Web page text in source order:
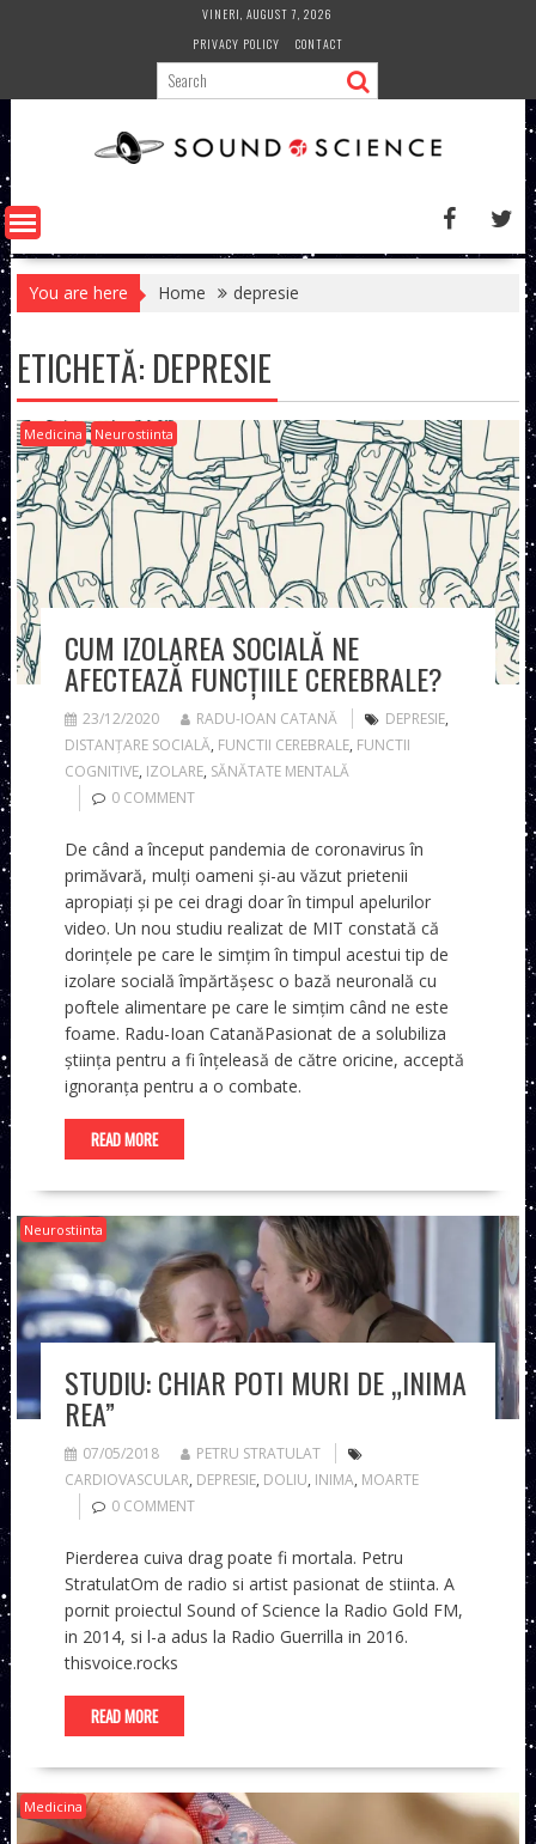
VINERI, AUGUST 7, 2026
PRIVACY POLICY
CONTACT
You are here Home depresie
ETICHETĂ: DEPRESIE
Medicina Neurostiinta
CUM IZOLAREA SOCIALĂ NE
AFECTEAZĂ FUNCȚIILE CEREBRALE?
23/12/2020 RADU-IOAN CATANĂ DEPRESIE,
DISTANȚARE SOCIALĂ, FUNCTII CEREBRALE, FUNCTII
COGNITIVE, IZOLARE, SĂNĂTATE MENTALĂ
0 COMMENT
De când a început pandemia de coronavirus în
primăvară, mulți oameni și-au văzut prietenii
apropiați și pe cei dragi doar în timpul apelurilor
video. Un nou studiu realizat de MIT constată că
dorințele pe care le simțim în timpul acestui tip de
izolare socială împărtășesc o bază neuronală cu
poftele alimentare pe care le simțim când ne este
foame. Radu-Ioan CatanăPasionat de a solubiliza
știința pentru a fi înțeleasă de către oricine, acceptă
ignoranța pentru a o combate.
READ MORE
Neurostiinta
STUDIU: CHIAR POTI MURI DE „INIMA
REA”
07/05/2018
PETRU STRATULAT
CARDIOVASCULAR, DEPRESIE, DOLIU, INIMA, MOARTE
0 COMMENT
Pierderea cuiva drag poate fi mortala. Petru
StratulatOm de radio si artist pasionat de stiinta. A
pornit proiectul Sound of Science la Radio Gold FM,
in 2014, si l-a adus la Radio Guerrilla in 2016.
thisvoice.rocks
READ MORE
Medicina